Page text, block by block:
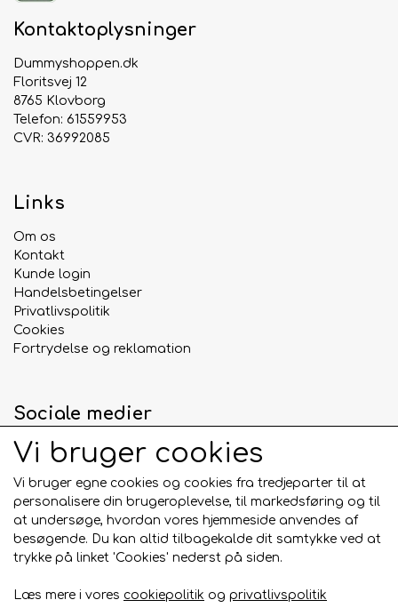
Kontaktoplysninger
Dummyshoppen.dk
Floritsvej 12
8765 Klovborg
Telefon: 61559953
CVR: 36992085
Links
Om os
Kontakt
Kunde login
Handelsbetingelser
Privatlivspolitik
Cookies
Fortrydelse og reklamation
Sociale medier
Betalingskort
Vi bruger cookies
Vi bruger egne cookies og cookies fra tredjeparter til at
personalisere din brugeroplevelse, til markedsføring og til
at undersøge, hvordan vores hjemmeside anvendes af
besøgende. Du kan altid tilbagekalde dit samtykke ved at
trykke på linket 'Cookies' nederst på siden.
Læs mere i vores cookiepolitik og privatlivspolitik